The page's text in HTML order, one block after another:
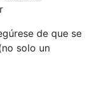
de que se
solo un